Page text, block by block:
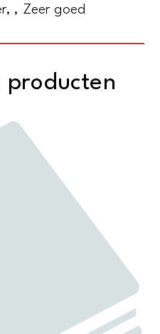
, Zeer goed